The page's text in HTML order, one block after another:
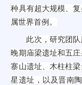
种具有超大规模、
属世界首例。
此次，研究团
晚期庙梁遗址和五
寨山遗址、木柱柱
星遗址，以及晋南